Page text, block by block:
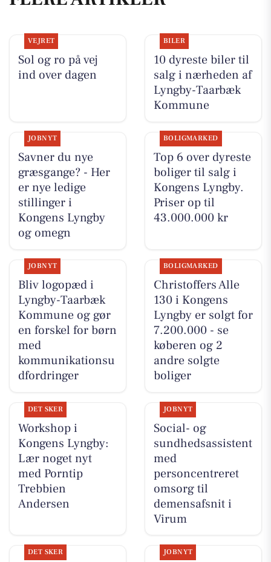
VEJRET
Sol og ro på vej
ind over dagen
BILER
10 dyreste biler til
salg i nærheden af
Lyngby-Taarbæk
Kommune
JOBNYT
Savner du nye
græsgange? - Her
er nye ledige
stillinger i
Kongens Lyngby
og omegn
BOLIGMARKED
Top 6 over dyreste
boliger til salg i
Kongens Lyngby.
Priser op til
43.000.000 kr
JOBNYT
Bliv logopæd i
Lyngby-Taarbæk
Kommune og gør
en forskel for børn
med
kommunikationsu
dfordringer
BOLIGMARKED
Christoffers Alle
130 i Kongens
Lyngby er solgt for
7.200.000 - se
køberen og 2
andre solgte
boliger
DET SKER
Workshop i
Kongens Lyngby:
Lær noget nyt
med Porntip
Trebbien
Andersen
JOBNYT
Social- og
sundhedsassistent
med
personcentreret
omsorg til
demensafsnit i
Virum
DET SKER JOBNYT